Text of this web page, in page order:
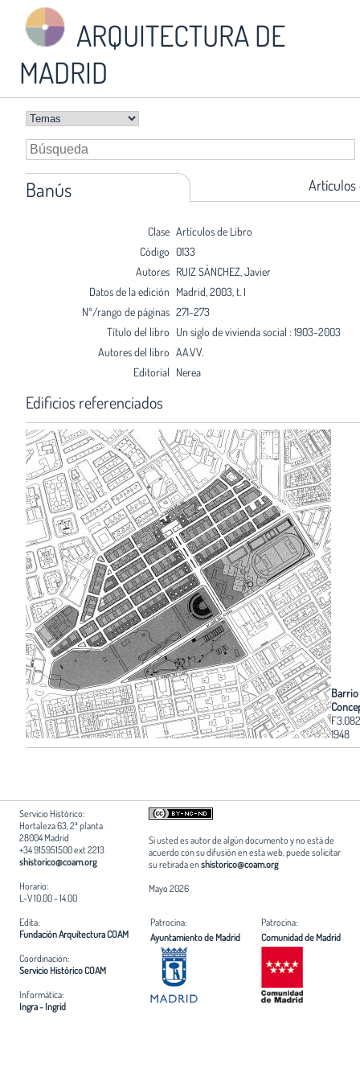
ARQUITECTURA DE
MADRID
Banús Artículos
Clase Artículos de Libro
Código 0133
Autores RUIZ SÁNCHEZ, Javier
Datos de la edición Madrid, 2003, t. I
Nº/rango de páginas 271-273
Título del libro Un siglo de vivienda social : 1903-2003
Autores del libro AA.VV.
Editorial Nerea
Edificios referenciados
Barrio
F3.082
1948
Servicio Histórico:
Hortaleza 63, 2ª planta
28004 Madrid
+34 915951500 ext 2213
shistorico@coam.org
Horario:
L-V 10.00 - 14.00
Si usted es autor de algún documento y no está de
acuerdo con su difusión en esta web, puede solicitar
su retirada enshistorico@coam.org
Mayo 2026
Edita:
Fundación Arquitectura COAM
Coordinación:
Servicio Histórico COAM
Informática:
Ingra - Ingrid
Patrocina:
Ayuntamiento de Madrid
Patrocina:
Comunidad de Madrid